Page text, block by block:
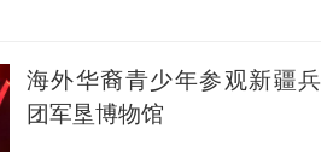
海外华裔青少年参观新疆兵
团军垦博物馆